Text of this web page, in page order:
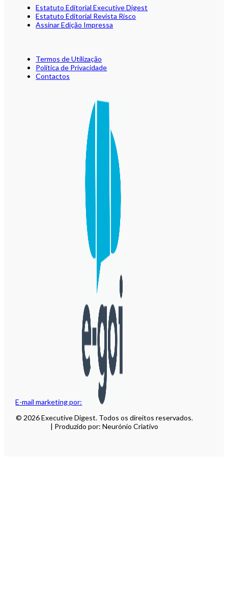
E-mail marketing por:
Estatuto Editorial Executive Digest
Estatuto Editorial Revista Risco
Assinar Edição Impressa
Termos de Utilização
Política de Privacidade
Contactos
© 2026 Executive Digest. Todos os direitos reservados.
| Produzido por: Neurónio Criativo